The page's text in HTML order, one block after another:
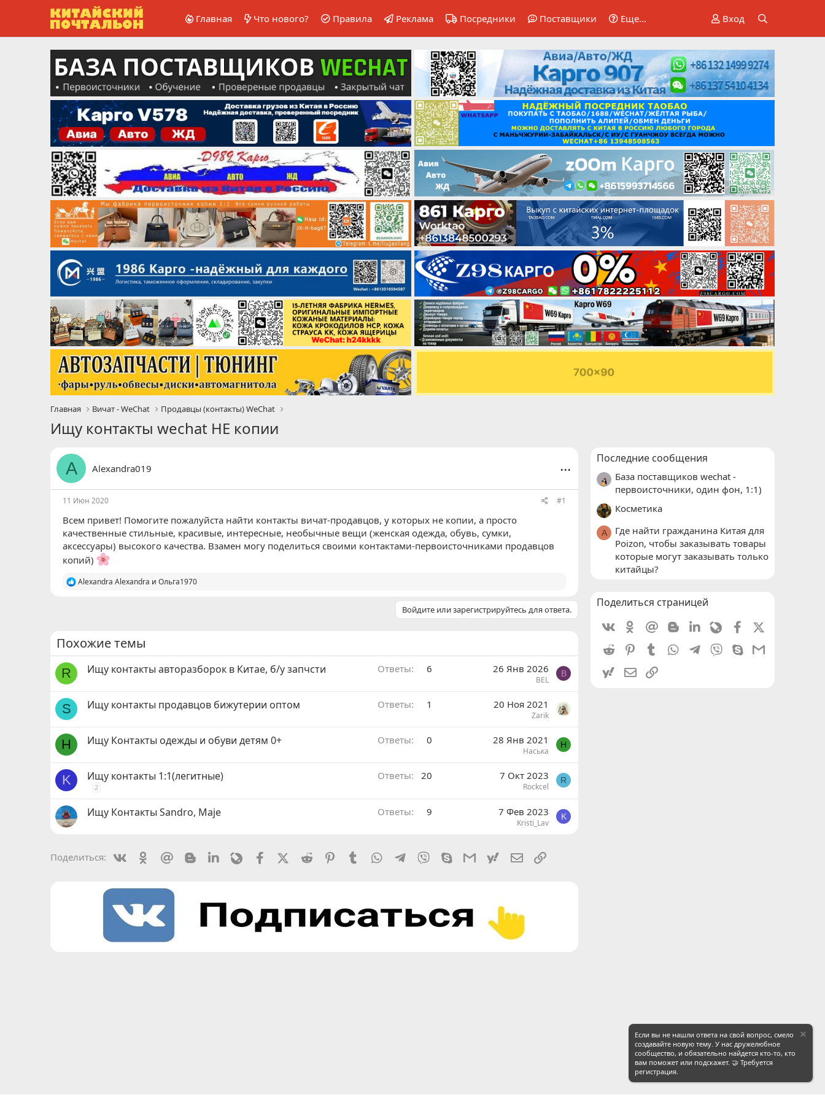
Главная Что нового? Правила Реклама Посредники Поставщики Еще... Вход
Главная Вичат - WeChat Продавцы (контакты) WeChat
Ищу контакты wechat НЕ копии
A Alexandra019 ...
11 Июн 2020 #1
Всем привет! Помогите пожалуйста найти контакты вичат-продавцов, у которых не копии, а просто
качественные стильные, красивые, интересные, необычные вещи (женская одежда, обувь, сумки,
аксессуары) высокого качества. Взамен могу поделиться своими контактами-первоисточниками продавцов
копий)
Р
и
:
Alexandra Alexandra и Ольга1970
Войдите или зарегистрируйтесь для ответа.
Похожие темы
R Ищу контакты авторазборок в Китае, б/у запчсти Ответы 6 26 Янв 2026
BEL
B
S Ищу контакты продавцов бижутерии оптом Ответы 1 20 Ноя 2021
Zarik
Н Ищу Контакты одежды и обуви детям 0+ Ответы 0 28 Янв 2021
Наська
Н
K Ищу контакты 1:1(легитные)
2
Ответы 20 7 Окт 2023
Rockcel
R
Ищу Контакты Sandro, Maje Ответы 9 7 Фев 2023
Kristi_Lav
K
Поделиться: VkontakteOdnoklassniki
Mail.ru BloggerLinkedinLivejournalFacebookX (Twitter)
Reddit PinterestTumblr WhatsAppTelegram
Viber SkypeGmailyahoomailЭлектронная почта
Последние сообщения
База поставщиков wechat -
первоисточники, один фон, 1:1)
Косметика
A
Где найти гражданина Китая для
Poizon, чтобы заказывать товары
которые могут заказывать только
китайцы?
Поделиться страницей
VkontakteOdnoklassniki
Mail.ru BloggerLinkedin
LivejournalFacebook
Reddit PinterestTumblr WhatsAppTelegram
Viber SkypeGmail
yahoomailЭлектронная почта
Если вы не нашли ответа на свой вопрос, смело
создавайте новую тему. У нас дружелюбное
сообщество, и обязательно найдется кто-то, кто
вам поможет или подскажет. 🤝 Требуется
регистрация.